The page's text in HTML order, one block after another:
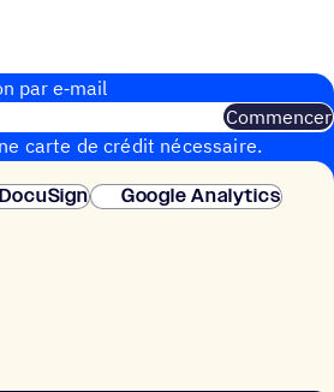
par e‑mail
Commencer
carte de crédit nécessaire.
DocuSign
Google Analytics